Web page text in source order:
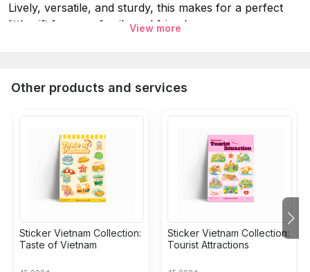
Lively, versatile, and sturdy, this makes for a perfect
little gift for your family and friends.
Material:
5 layers: Glitter Laminating, printing ink, decal
PVC Vinyl, glue, glue protection.
and detailed colors, easy application on surfaces.
: Decoration for smartphone, helmet, laptop,
suitcase, PlayStation, PC, headphones,...
Quantity: 10-15 stickers/sheet.
View more
Other products and services
Sticker Vietnam Collection:
Taste of Vietnam
Sticker Vietnam Collection:
Tourist Attractions